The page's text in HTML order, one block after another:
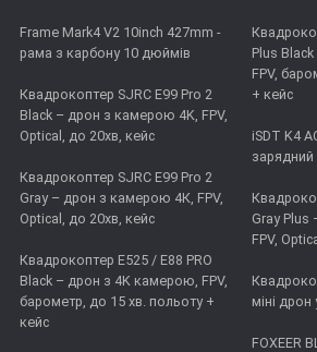
Frame Mark4 V2 10inch 427mm -
рама з карбону 10 дюймів
Квадрокоптер SJRC E99 Pro 2
Black – дрон з камерою 4K, FPV,
Optical, до 20хв, кейс
Квадрокоптер SJRC E99 Pro 2
Gray – дрон з камерою 4К, FPV,
Optical, до 20хв, кейс
Квадрокоптер E525 / E88 PRO
Black – дрон з 4K камерою, FPV,
барометр, до 15 хв. польоту +
кейс
Plus
FPV,
+ кейс
iSDT K4
зарядний
Gray Plus
FPV,
міні дрон
FOXEER